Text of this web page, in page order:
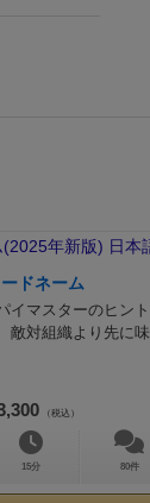
）
ードネーム
イマスターのヒント
敵対組織より先に味
（税込）
15分 80件